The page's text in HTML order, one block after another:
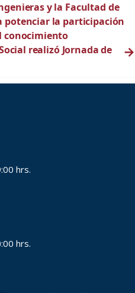
y la Facultad de
potenciar la participación
conocimiento
realizó Jornada de
→